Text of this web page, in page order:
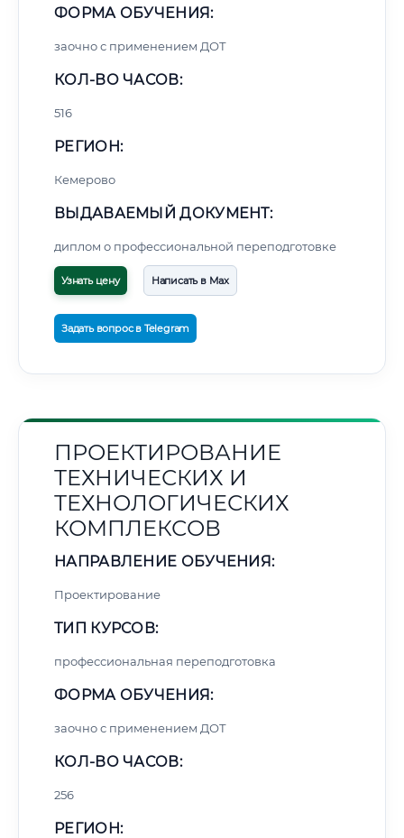
ФОРМА ОБУЧЕНИЯ:
заочно с применением ДОТ
КОЛ-ВО ЧАСОВ:
516
РЕГИОН:
Кемерово
ВЫДАВАЕМЫЙ ДОКУМЕНТ:
диплом о профессиональной переподготовке
Узнать цену Написать в Max
Задать вопрос в Telegram
ПРОЕКТИРОВАНИЕ
ТЕХНИЧЕСКИХ И
ТЕХНОЛОГИЧЕСКИХ
КОМПЛЕКСОВ
НАПРАВЛЕНИЕ ОБУЧЕНИЯ:
Проектирование
ТИП КУРСОВ:
профессиональная переподготовка
ФОРМА ОБУЧЕНИЯ:
заочно с применением ДОТ
КОЛ-ВО ЧАСОВ:
256
РЕГИОН: